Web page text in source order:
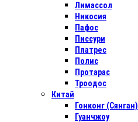
Лимассол
Никосия
Пафос
Писсури
Платрес
Полис
Протарас
Троодос
Китай
Гонконг (Сянган)
Гуанчжоу